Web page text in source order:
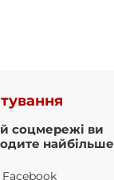
соцмережі ви
Facebook